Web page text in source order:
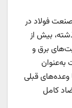
فولاد در
بیش از
برق و
وعده‌های قبلی
کامل